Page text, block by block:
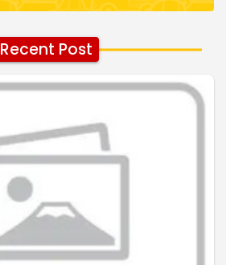
Recent Post